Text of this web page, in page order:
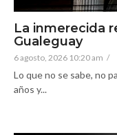
La inmerecida
Gualeguay
6 agosto, 2026 10:20 am /
Lo que no se sabe, no
años y...